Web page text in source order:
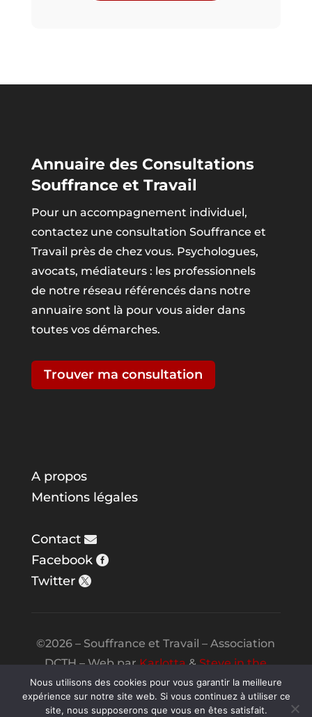
Annuaire des Consultations
Souffrance et Travail
Pour un accompagnement individuel,
contactez une consultation Souffrance et
Travail près de chez vous. Psychologues,
avocats, médiateurs : les professionnels
de notre réseau référencés dans notre
annuaire sont là pour vous aider dans
toutes vos démarches.
Trouver ma consultation
A propos
Mentions légales
Contact
Facebook
Twitter
©2026 – Souffrance et Travail – Association
DCTH – Web parKarlotta&Steve in the
Night
Nous utilisons des cookies pour vous garantir la meilleure
expérience sur notre site web. Si vous continuez à utiliser ce
site, nous supposerons que vous en êtes satisfait.